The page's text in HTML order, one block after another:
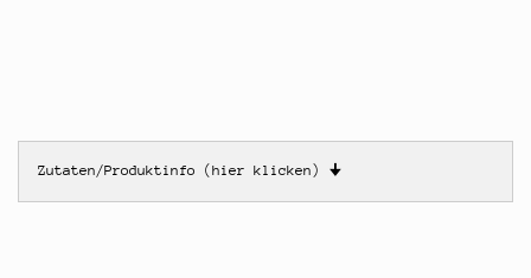
Zutaten/Produktinfo (hier klicken) 🠋